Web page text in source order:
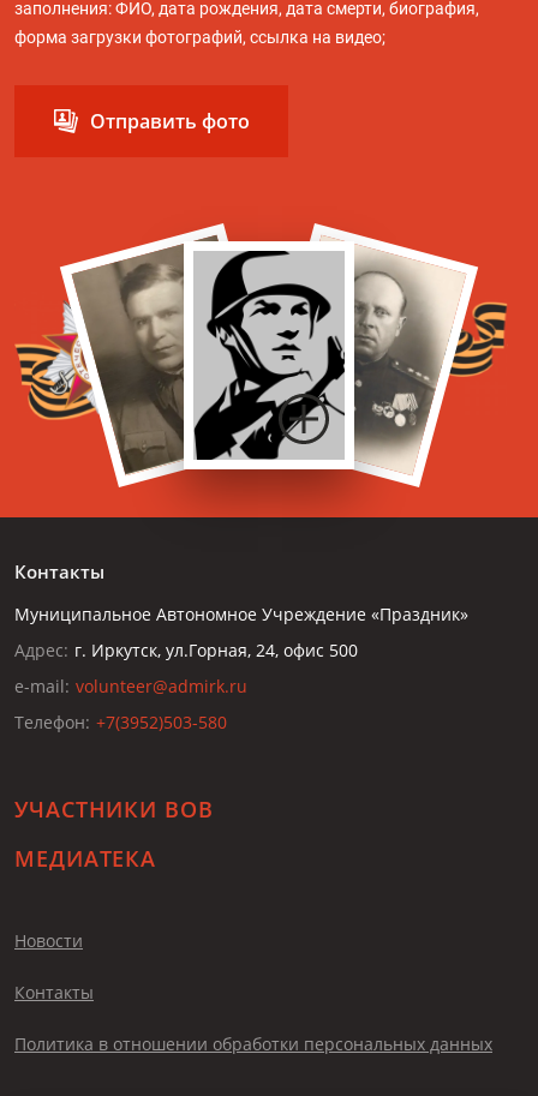
заполнения: ФИО, дата рождения, дата смерти, биография,
форма загрузки фотографий, ссылка на видео;
Отправить фото
Контакты
Муниципальное Автономное Учреждение «Праздник»
Адрес: г. Иркутск, ул.Горная, 24, офис 500
e-mail: volunteer@admirk.ru
Телефон: +7(3952)503-580
УЧАСТНИКИ ВОВ
МЕДИАТЕКА
Новости
Контакты
Политика в отношении обработки персональных данных